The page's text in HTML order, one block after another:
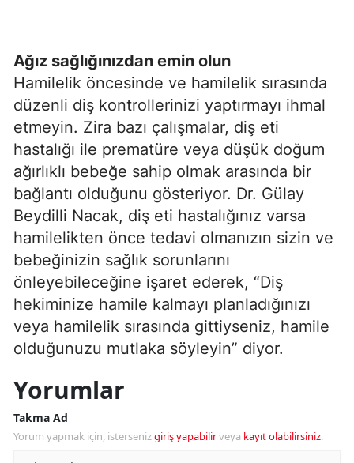
Ağız sağlığınızdan emin olun
Hamilelik öncesinde ve hamilelik sırasında
düzenli diş kontrollerinizi yaptırmayı ihmal
etmeyin. Zira bazı çalışmalar, diş eti
hastalığı ile prematüre veya düşük doğum
ağırlıklı bebeğe sahip olmak arasında bir
bağlantı olduğunu gösteriyor. Dr. Gülay
Beydilli Nacak, diş eti hastalığınız varsa
hamilelikten önce tedavi olmanızın sizin ve
bebeğinizin sağlık sorunlarını
önleyebileceğine işaret ederek, “Diş
hekiminize hamile kalmayı planladığınızı
veya hamilelik sırasında gittiyseniz, hamile
olduğunuzu mutlaka söyleyin” diyor.
Yorumlar
Takma Ad
Yorum yapmak için, istersenizgiriş yapabilirveya kayıt olabilirsiniz.